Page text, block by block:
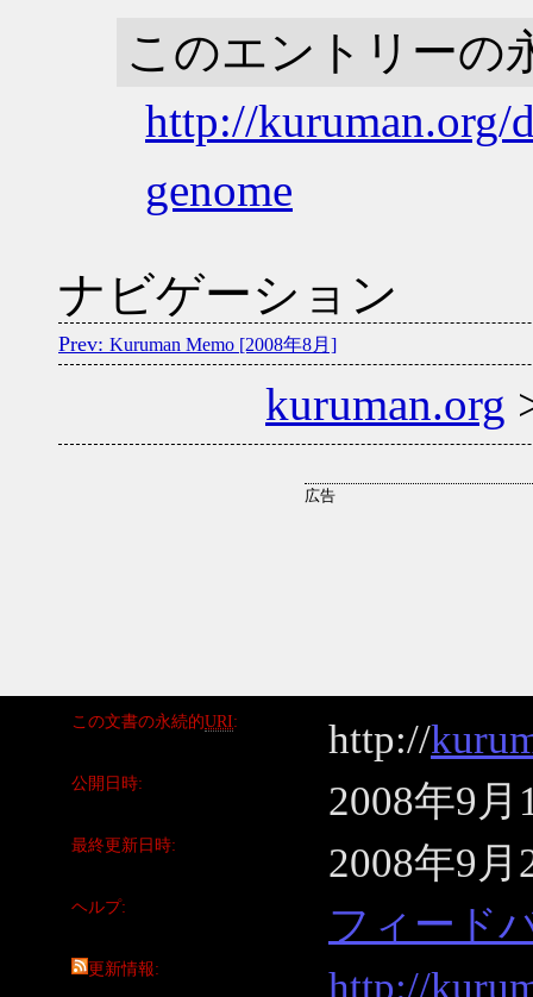
このエントリーの
http://kuruman.org/
genome
ナビゲーション
Kuruman Memo [2008年8月]
kuruman.org
この文書の永続的URI http://
公開日時 2008年9
最終更新日時 2008年9
ヘルプ フィード
更新情報 http://